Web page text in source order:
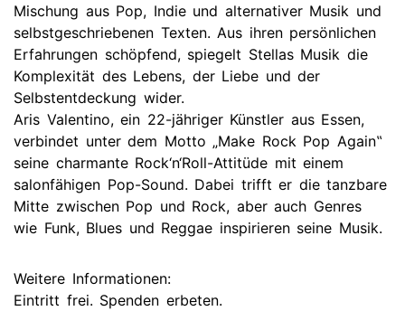
Mischung aus Pop, Indie und alternativer Musik und
selbstgeschriebenen Texten. Aus ihren persönlichen
Erfahrungen schöpfend, spiegelt Stellas Musik die
Komplexität des Lebens, der Liebe und der
Selbstentdeckung wider.
Aris Valentino, ein 22-jähriger Künstler aus Essen,
verbindet unter dem Motto „Make Rock Pop Again‟
seine charmante Rock‘n‘Roll-Attitüde mit einem
salonfähigen Pop-Sound. Dabei trifft er die tanzbare
Mitte zwischen Pop und Rock, aber auch Genres
wie Funk, Blues und Reggae inspirieren seine Musik.
Weitere Informationen:
Eintritt frei. Spenden erbeten.